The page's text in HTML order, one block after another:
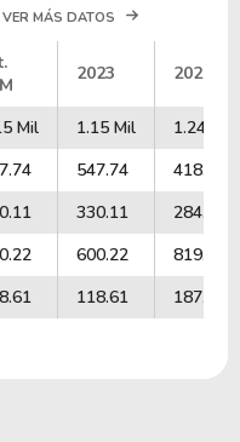
MÁS DATOS
2023 2022
Mil 1.15 Mil
1.24 Mil
547.74
418.03
330.11
284.68
600.22
819.18
118.61 187.16